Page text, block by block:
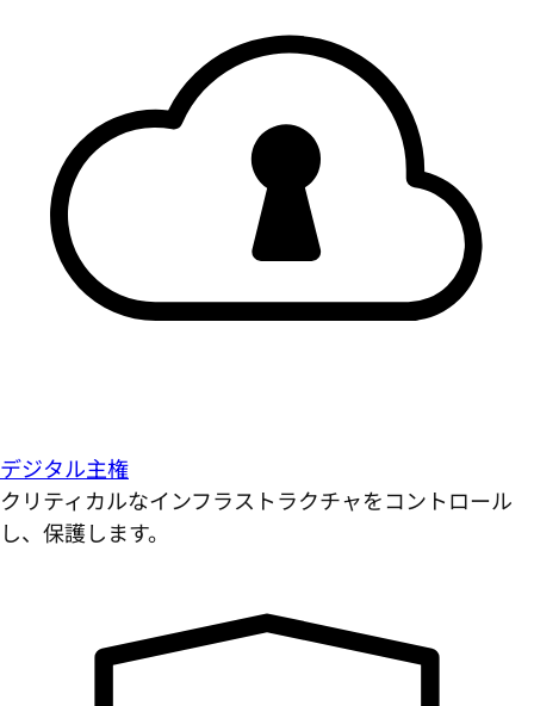
デジタル主権
クリティカルなインフラストラクチャをコントロール
し、保護します。